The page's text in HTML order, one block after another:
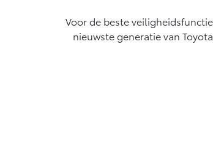
Voor de beste
nieuwste generatie van